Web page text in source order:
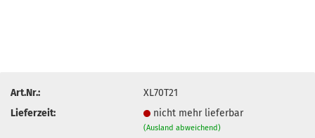
Art.Nr.:
XL70T21
Lieferzeit:
nicht mehr lieferbar
(Ausland abweichend)